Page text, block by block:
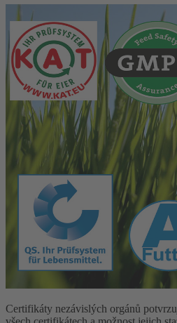
Certifikáty nezávislých orgánů